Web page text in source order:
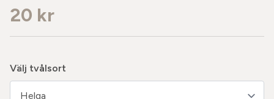
20 kr
Välj tvålsort